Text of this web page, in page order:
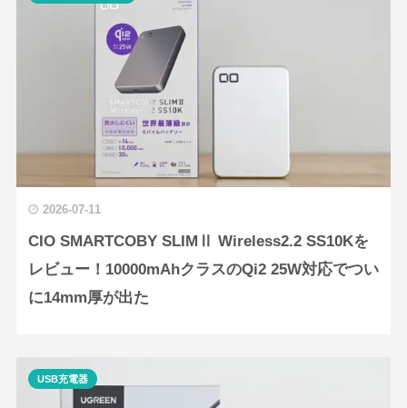
2026-07-11
CIO SMARTCOBY SLIMⅡ Wireless2.2 SS10Kを
レビュー！10000mAhクラスのQi2 25W対応でつい
に14mm厚が出た
USB充電器